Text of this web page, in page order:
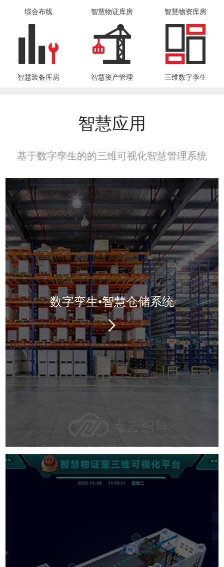
综合布线 智慧物证库房 智慧物资库房
智慧装备库房 智慧资产管理 三维数字孪生
智慧应用
基于数字孪生的的三维可视化智慧管理系统
数字孪生•智慧仓储系统